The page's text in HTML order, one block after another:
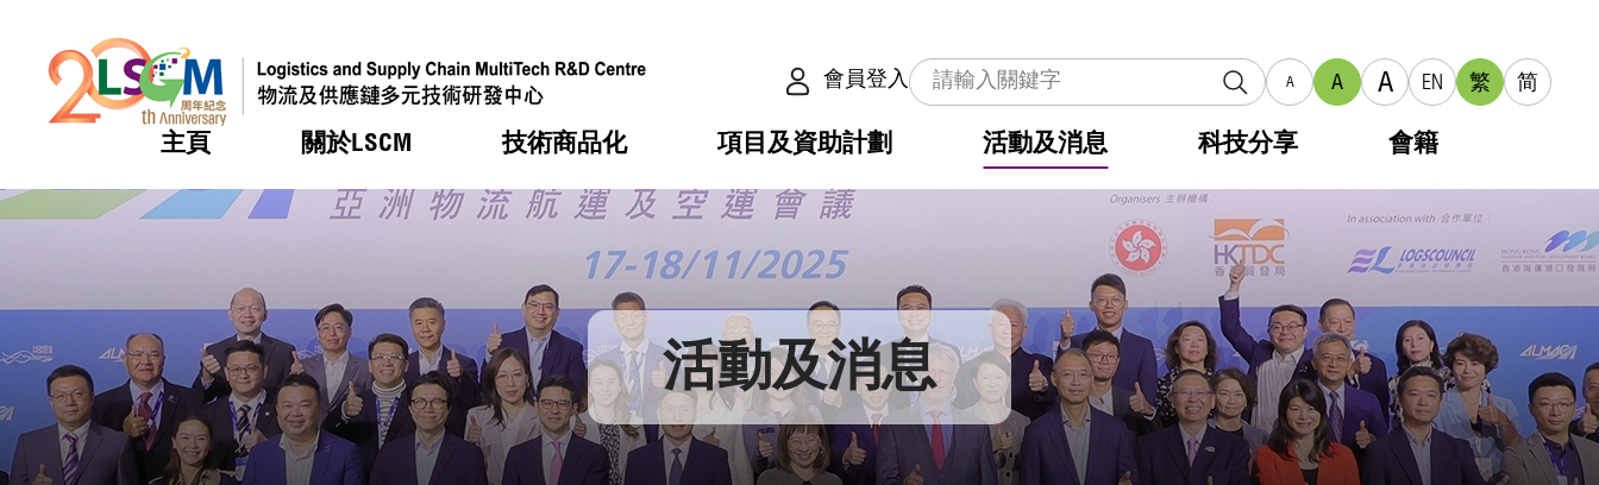
會員登入 A A A EN 繁 简
主頁 關於LSCM
熱門 機構簡介
組織架構
組織架構
董事局
研究顧問
技術商品化
熱門 服務
可獲授權之技術
應用於公共服務之創新技術
重點項目
項目及資助計劃
熱門 合作計劃
資助計劃
資助計劃
稅務優惠
申請
評審
活動及消息
熱門 活動
獎項
新聞中心
媒體報導
新聞稿
科技分享 會籍
熱門 會籍及服務
會員列表
會員登入 活動及消息